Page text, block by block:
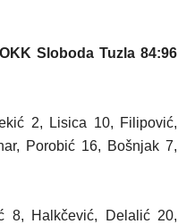
Sloboda Tuzla 84:96
2, Lisica 10, Filipović,
Porobić 16, Bošnjak 7,
8, Halkčević, Delalić 20,